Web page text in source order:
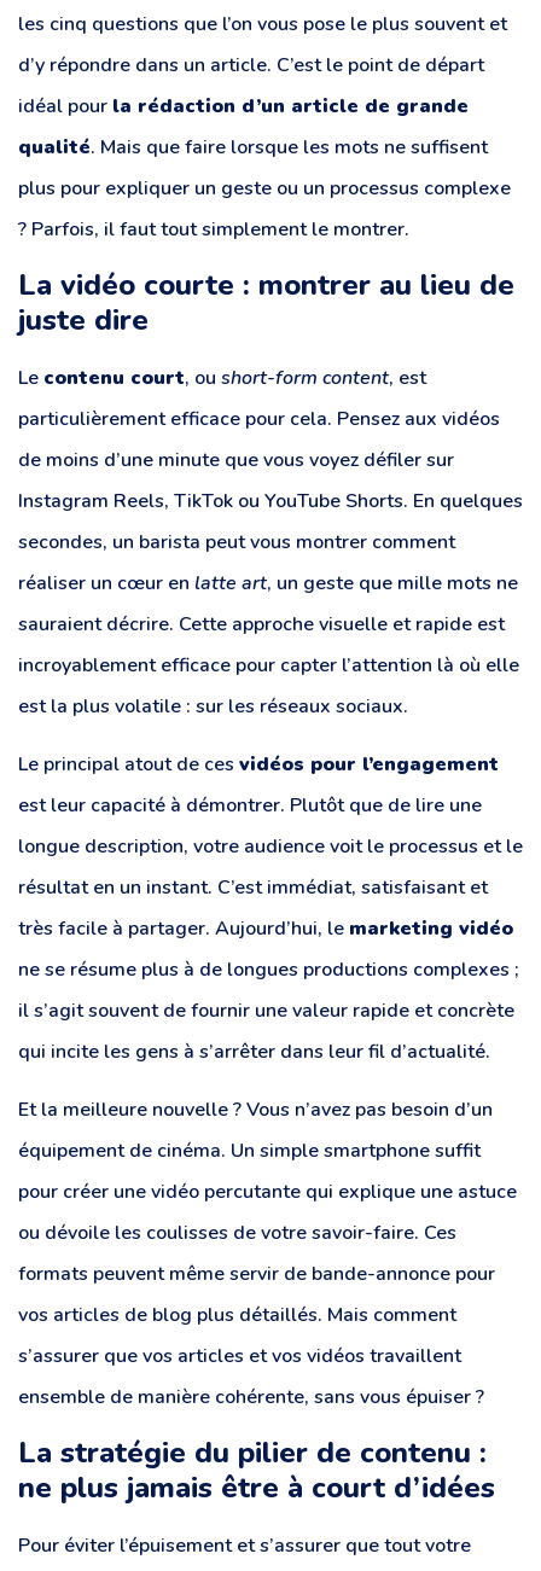
les cinq questions que l’on vous pose le plus souvent et
d’y répondre dans un article. C’est le point de départ
idéal pour la rédaction d’un article de grande
qualité. Mais que faire lorsque les mots ne suffisent
plus pour expliquer un geste ou un processus complexe
? Parfois, il faut tout simplement le montrer.
La vidéo courte : montrer au lieu de
juste dire
Le contenu court, ou short-form content, est
particulièrement efficace pour cela. Pensez aux vidéos
de moins d’une minute que vous voyez défiler sur
Instagram Reels, TikTok ou YouTube Shorts. En quelques
secondes, un barista peut vous montrer comment
réaliser un cœur en latte art, un geste que mille mots ne
sauraient décrire. Cette approche visuelle et rapide est
incroyablement efficace pour capter l’attention là où elle
est la plus volatile : sur les réseaux sociaux.
Le principal atout de ces vidéos pour l’engagement
est leur capacité à démontrer. Plutôt que de lire une
longue description, votre audience voit le processus et le
résultat en un instant. C’est immédiat, satisfaisant et
très facile à partager. Aujourd’hui, le marketing vidéo
ne se résume plus à de longues productions complexes ;
il s’agit souvent de fournir une valeur rapide et concrète
qui incite les gens à s’arrêter dans leur fil d’actualité.
Et la meilleure nouvelle ? Vous n’avez pas besoin d’un
équipement de cinéma. Un simple smartphone suffit
pour créer une vidéo percutante qui explique une astuce
ou dévoile les coulisses de votre savoir-faire. Ces
formats peuvent même servir de bande-annonce pour
vos articles de blog plus détaillés. Mais comment
s’assurer que vos articles et vos vidéos travaillent
ensemble de manière cohérente, sans vous épuiser ?
La stratégie du pilier de contenu :
ne plus jamais être à court d’idées
Pour éviter l’épuisement et s’assurer que tout votre